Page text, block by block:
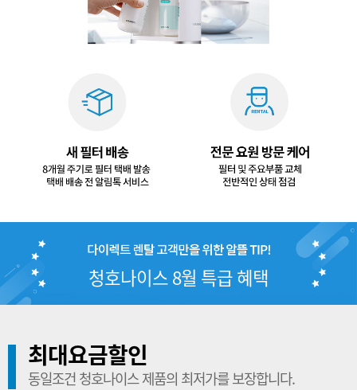
청호나이스 8월 특급 혜택
최대요금할인
동일조건 청호나이스 제품의 최저가를 보장합니다.